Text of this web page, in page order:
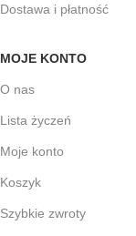
Dostawa i płatność
MOJE KONTO
O nas
Lista życzeń
Moje konto
Koszyk
Szybkie zwroty